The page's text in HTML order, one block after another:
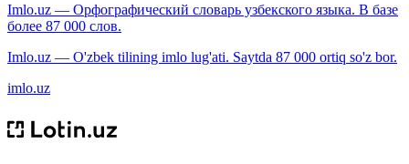
Imlo.uz — Орфографический словарь узбекского языка. В базе
более 87 000 слов.
Imlo.uz — O'zbek tilining imlo lug'ati. Saytda 87 000 ortiq so'z bor.
imlo.uz